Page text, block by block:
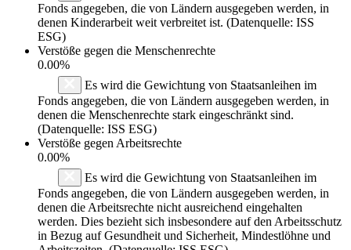
Fonds angegeben, die von Ländern ausgegeben werden, in
denen Kinderarbeit weit verbreitet ist. (Datenquelle: ISS
ESG)
Verstöße gegen die Menschenrechte
0.00%
Es wird die Gewichtung von Staatsanleihen im
Fonds angegeben, die von Ländern ausgegeben werden, in
denen die Menschenrechte stark eingeschränkt sind.
(Datenquelle: ISS ESG)
Verstöße gegen Arbeitsrechte
0.00%
Es wird die Gewichtung von Staatsanleihen im
Fonds angegeben, die von Ländern ausgegeben werden, in
denen die Arbeitsrechte nicht ausreichend eingehalten
werden. Dies bezieht sich insbesondere auf den Arbeitsschutz
in Bezug auf Gesundheit und Sicherheit, Mindestlöhne und